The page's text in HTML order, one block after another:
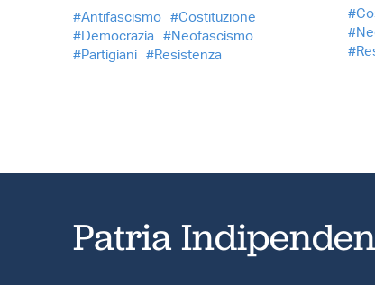
Antifascismo
Costituzione
Democrazia
Neofascismo
Partigiani
Resistenza
Patria